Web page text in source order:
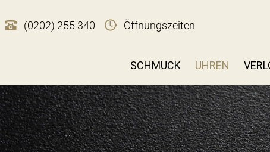
(0202) 255 340 Öffnungszeiten
SCHMUCK UHREN